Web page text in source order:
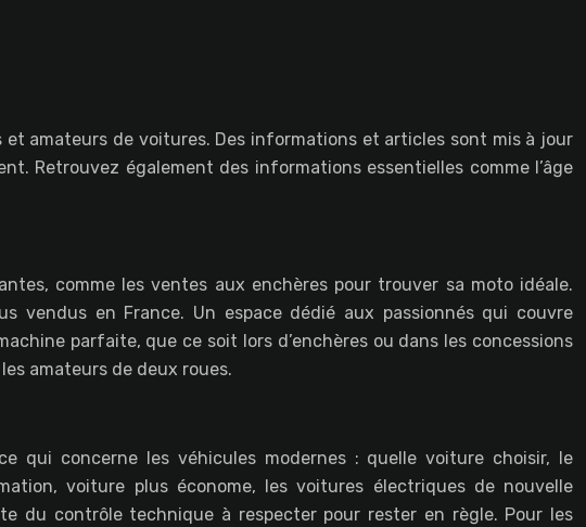
amateurs de voitures. Des informations et articles sont mis à jour
Retrouvez également des informations essentielles comme l’âge
comme les ventes aux enchères pour trouver sa moto idéale.
vendus en France. Un espace dédié aux passionnés qui couvre
parfaite, que ce soit lors d’enchères ou dans les concessions
amateurs de deux roues.
qui concerne les véhicules modernes : quelle voiture choisir, le
voiture plus économe, les voitures électriques de nouvelle
du contrôle technique à respecter pour rester en règle. Pour les